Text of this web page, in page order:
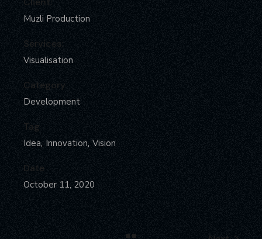
Muzli Production
Services:
Visualisation
Category
Development
Tag
Idea Innovation Vision
Date
October 11, 2020